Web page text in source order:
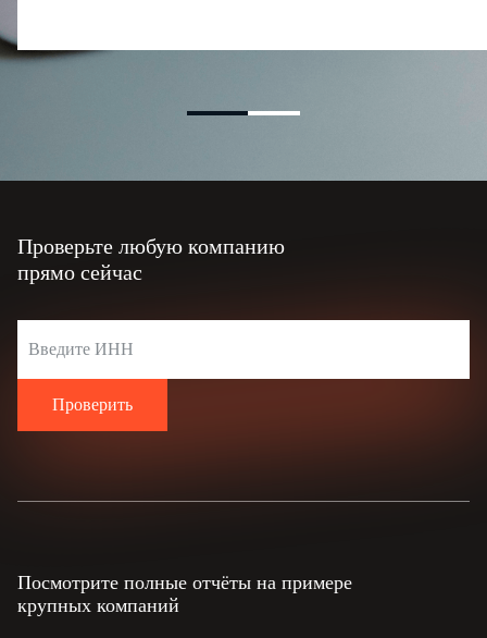
Проверьте любую компанию
прямо сейчас
Проверить
Посмотрите полные отчёты на примере
крупных компаний